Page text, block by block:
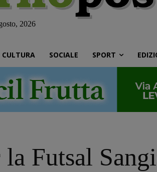
2026
CULTURA SOCIALE SPORT
Futsal